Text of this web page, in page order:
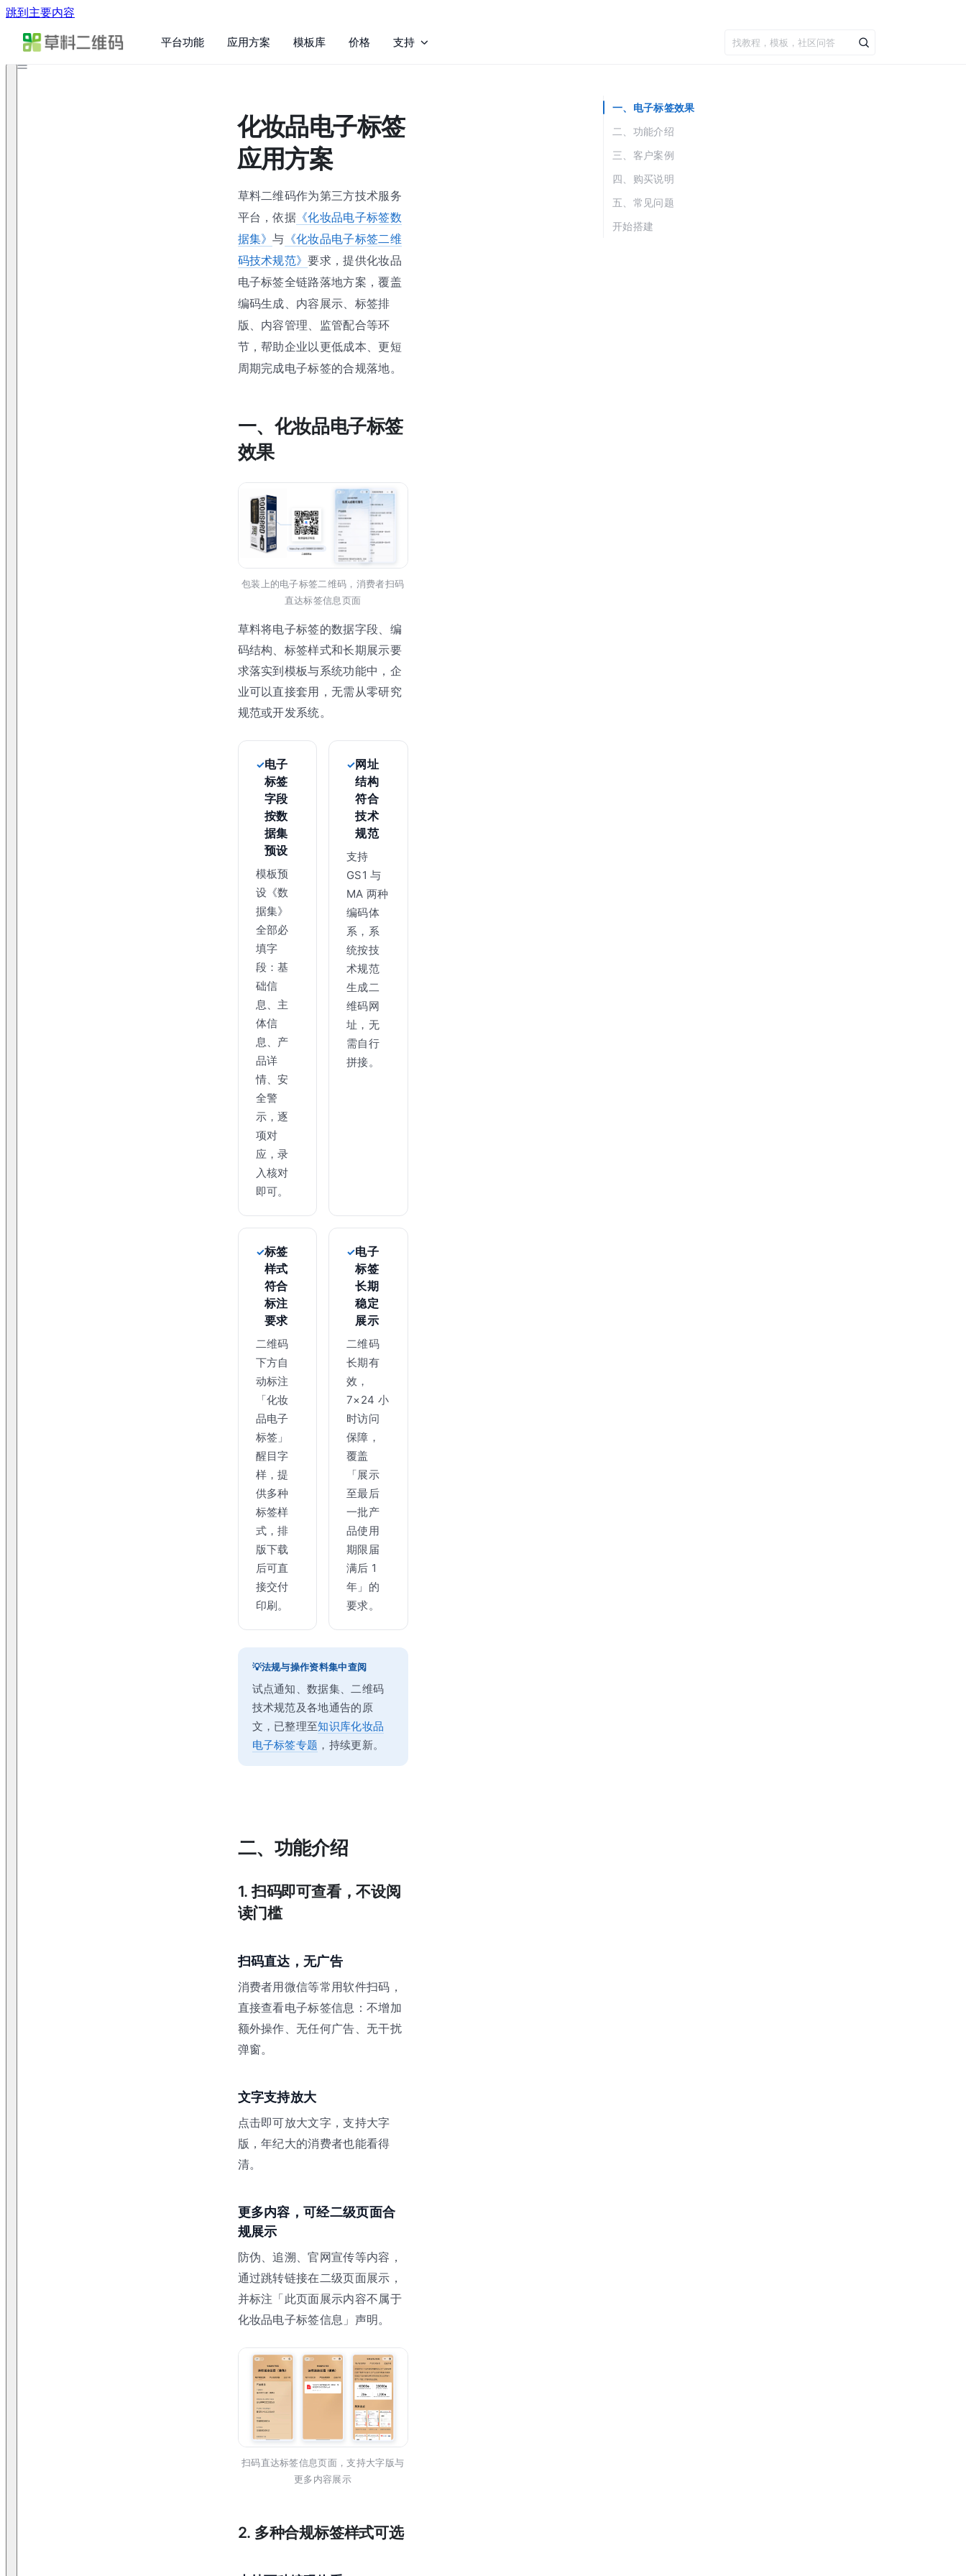
跳到主要内容
平台功能 应用方案 模板库 价格 支持
一、电子标签效果
二、功能介绍
三、客户案例
四、购买说明
五、常见问题
开始搭建
化妆品电子标签
应用方案
草料二维码作为第三方技术服务
平台，依据 《化妆品电子标签数
据集》与 《化妆品电子标签二维
码技术规范》要求，提供化妆品
电子标签全链路落地方案，覆盖
编码生成、内容展示、标签排
版、内容管理、监管配合等环
节，帮助企业以更低成本、更短
周期完成电子标签的合规落地。
一、化妆品电子标签
效果
包装上的电子标签二维码，消费者扫码
直达标签信息页面
草料将电子标签的数据字段、编
码结构、标签样式和长期展示要
求落实到模板与系统功能中，企
业可以直接套用，无需从零研究
规范或开发系统。
电子
标签
字段
按数
据集
预设
模板预
设《数
据集》
全部必
填字
段：基
础信
息、主
体信
息、产
品详
情、安
全警
示，逐
项对
应，录
入核对
即可。
网址
结构
符合
技术
规范
支持
GS1 与
MA 两种
编码体
系，系
统按技
术规范
生成二
维码网
址，无
需自行
拼接。
标签
样式
符合
标注
要求
二维码
下方自
动标注
「化妆
品电子
标签」
醒目字
样，提
供多种
标签样
式，排
版下载
后可直
接交付
印刷。
电子
标签
长期
稳定
展示
二维码
长期有
效，
7×24 小
时访问
保障，
覆盖
「展示
至最后
一批产
品使用
期限届
满后 1
年」的
要求。
法规与操作资料集中查阅
试点通知、数据集、二维码
技术规范及各地通告的原
文，已整理至知识库化妆品
电子标签专题 ，持续更新。
二、功能介绍
1. 扫码即可查看，不设阅
读门槛
扫码直达，无广告
消费者用微信等常用软件扫码，
直接查看电子标签信息：不增加
额外操作、无任何广告、无干扰
弹窗。
文字支持放大
点击即可放大文字，支持大字
版，年纪大的消费者也能看得
清。
更多内容，可经二级页面合
规展示
防伪、追溯、官网宣传等内容，
通过跳转链接在二级页面展示，
并标注「此页面展示内容不属于
化妆品电子标签信息」声明。
扫码直达标签信息页面，支持大字版与
更多内容展示
2. 多种合规标签样式可选